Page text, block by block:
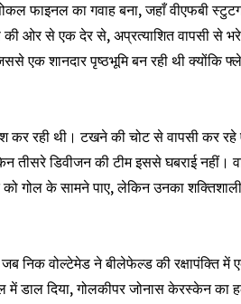
फाइनल का गवाह बना, जहाँ वीएफबी
की ओर से एक देर से, अप्रत्याशित वापसी से
एक शानदार पृष्ठभूमि बन रही थी क्योंकि
कर रही थी। टखने की चोट से वापसी कर
तीसरे डिवीजन की टीम इससे घबराई नहीं।
के सामने पाए, लेकिन उनका
निक वोल्टेमेड ने बीलेफेल्ड की रक्षापंक्ति
दिया, गोलकीपर जोनास केरस्केन का